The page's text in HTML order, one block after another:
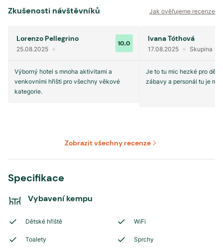
Zkušenosti návštěvníků Jak ověřujeme recenze
Lorenzo Pellegrino
25.08.2025
10,0
Výborný hotel s mnoha aktivitami a
venkovními hřišti pro všechny věkové
kategorie.
Ivana Tóthová
17.08.2025 Skupina
Je to tu mic hezké pro děti
zábavy a personál tu je
Zobrazit všechny recenze
Specifikace
Vybavení kempu
Dětské hřiště WiFi
Toalety Sprchy